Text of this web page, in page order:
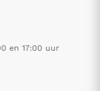
en 17:00 uur